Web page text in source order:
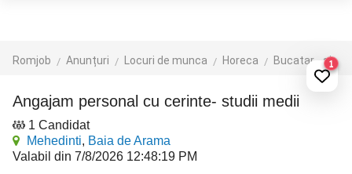
Romjob Anunțuri Locuri de munca Horeca Bucatar - ajutor bucatar1
Angajam personal cu cerinte- studii medii
1 Candidat
Mehedinti, Baia de Arama
Valabil din 7/8/2026 12:48:19 PM